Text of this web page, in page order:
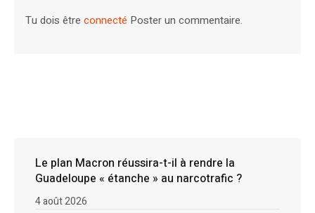
Tu dois êtreconnecté Poster un commentaire.
Le plan Macron réussira-t-il à rendre la
Guadeloupe « étanche » au narcotrafic ?
4 août 2026